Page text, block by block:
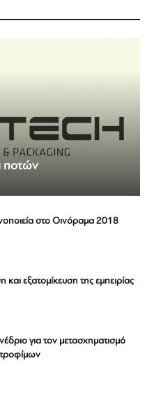
ποτών
στο Οινόραμα 2018
εξατομίκευση της εμπειρίας
για τον μετασχηματισμό